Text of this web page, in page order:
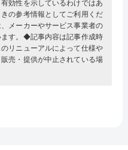
効性を示しているわけではあ
の参考情報としてご利用くだ
メーカーやサービス事業者の
す。◆記事内容は記事作成時
リニューアルによって仕様や
売・提供が中止されている場